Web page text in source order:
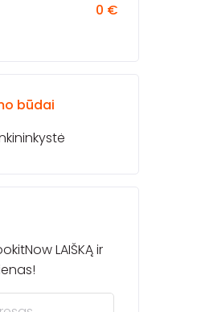
0 €
būdai
LAIŠKĄ ir